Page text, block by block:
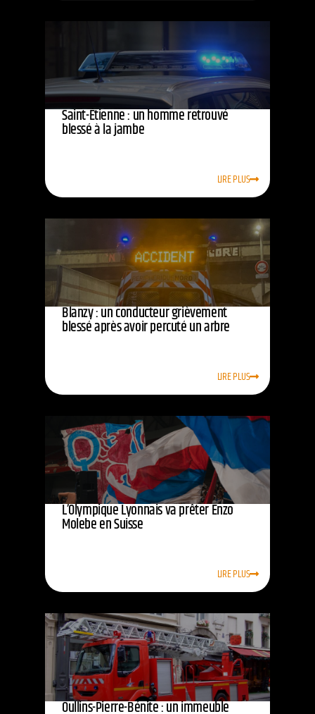
Saint-Étienne : un homme retrouvé
blessé à la jambe
LIRE PLUS
Blanzy : un conducteur grièvement
blessé après avoir percuté un arbre
LIRE PLUS
L’Olympique Lyonnais va prêter Enzo
Molebe en Suisse
LIRE PLUS
Oullins-Pierre-Bénite : un immeuble